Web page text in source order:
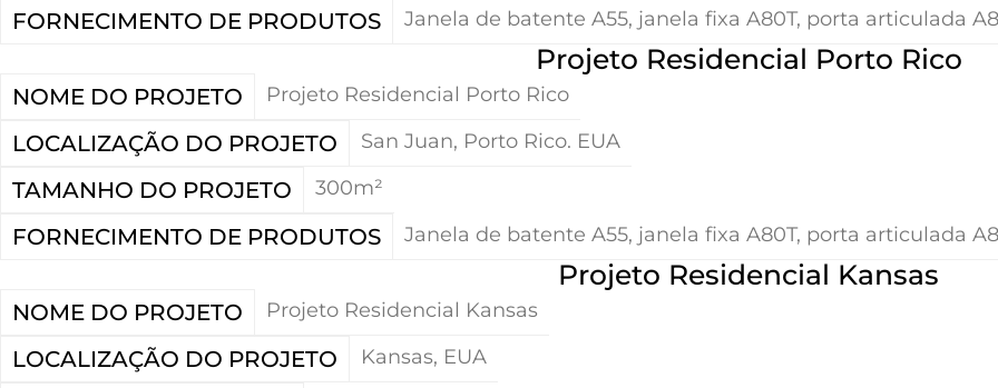
FORNECIMENTO DE PRODUTOS Janela de batente A55, janela fixa A80T, porta articulada
Projeto Residencial Porto Rico
NOME DO PROJETO Projeto Residencial Porto Rico
LOCALIZAÇÃO DO PROJETO San Juan, Porto Rico. EUA
TAMANHO DO PROJETO 300m²
FORNECIMENTO DE PRODUTOS Janela de batente A55, janela fixa A80T, porta articulada
Projeto Residencial Kansas
NOME DO PROJETO Projeto Residencial Kansas
LOCALIZAÇÃO DO PROJETO Kansas, EUA